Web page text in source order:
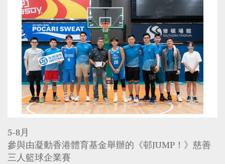
5-8月
參與由凝動香港體育基金舉辦的《邨JUMP！》慈善
三人籃球企業賽